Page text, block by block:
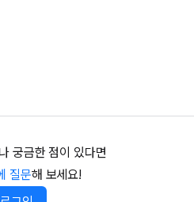
궁금한 점이 있다면
질문해 보세요!